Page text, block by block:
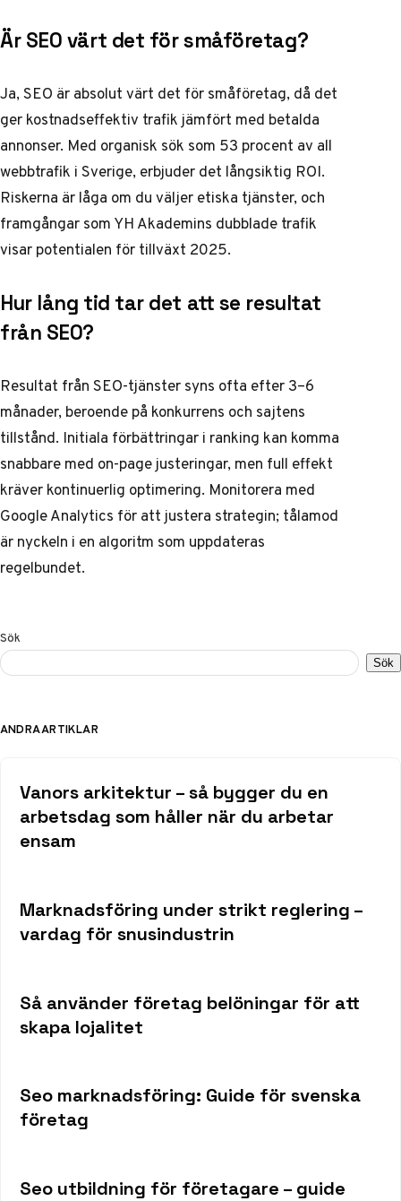
Är SEO värt det för småföretag?
Ja, SEO är absolut värt det för småföretag, då det
ger kostnadseffektiv trafik jämfört med betalda
annonser. Med organisk sök som 53 procent av all
webbtrafik i Sverige, erbjuder det långsiktig ROI.
Riskerna är låga om du väljer etiska tjänster, och
framgångar som YH Akademins dubblade trafik
visar potentialen för tillväxt 2025.
Hur lång tid tar det att se resultat
från SEO?
Resultat från SEO-tjänster syns ofta efter 3–6
månader, beroende på konkurrens och sajtens
tillstånd. Initiala förbättringar i ranking kan komma
snabbare med on-page justeringar, men full effekt
kräver kontinuerlig optimering. Monitorera med
Google Analytics för att justera strategin; tålamod
är nyckeln i en algoritm som uppdateras
regelbundet.
Sök
Sök
ANDRA ARTIKLAR
Vanors arkitektur – så bygger du en
arbetsdag som håller när du arbetar
ensam
Marknadsföring under strikt reglering –
vardag för snusindustrin
Så använder företag belöningar för att
skapa lojalitet
Seo marknadsföring: Guide för svenska
företag
Seo utbildning för företagare – guide